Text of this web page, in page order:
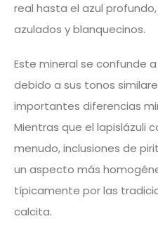
real hasta el azul
azulados y blanquecinos.
Este mineral se confunde
debido a sus tonos
importantes diferencias
Mientras que el lapislázuli
menudo, inclusiones de
un aspecto más
típicamente por las
calcita.